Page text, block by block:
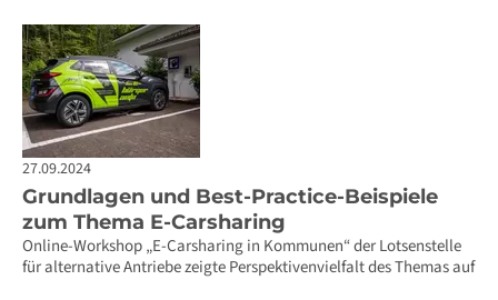
27.09.2024
Grundlagen und Best-Practice-Beispiele
zum Thema E-Carsharing
Online-Workshop „E-Carsharing in Kommunen“ der Lotsenstelle
für alternative Antriebe zeigte Perspektivenvielfalt des Themas auf